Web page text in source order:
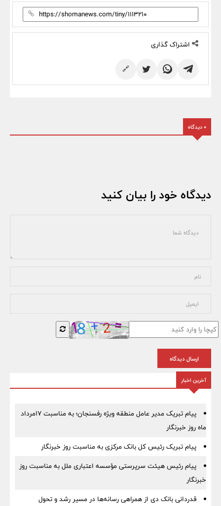
اشتراک گذاری
🔗
0 دیدگاه
دیدگاه خود را بیان کنید
ارسال دیدگاه
آخرین اخبار
پیام تبریک مدیر عامل منطقه ویژه رفسنجان؛ به مناسبت ۱۷مرداد
ماه روز خبرنگار
پیام تبریک رئیس کل بانک مرکزی به مناسبت روز خبرنگار
پیام رئیس هیئت سرپرستی مؤسسه اعتباری ملل به مناسبت روز
خبرنگار
قدردانی بانک دی از همراهی رسانه‌ها در مسیر رشد و تحول